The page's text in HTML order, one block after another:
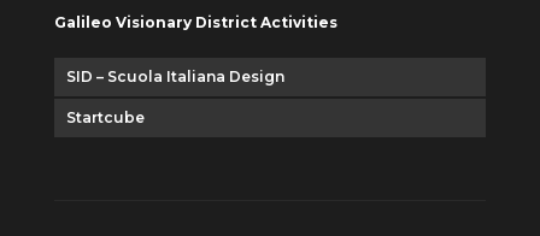
Galileo Visionary District Activities
SID – Scuola Italiana Design
Startcube